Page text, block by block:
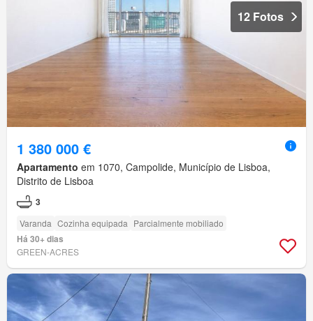
12 Fotos
1 380 000 €
Apartamento em 1070, Campolide, Município de Lisboa,
Distrito de Lisboa
3
Varanda Cozinha equipada Parcialmente mobiliado
Há 30+ dias
GREEN-ACRES